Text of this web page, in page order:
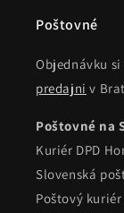
Poštovné
Objednávku
predajni v
Poštovné na
Kuriér DPD
Slovenská
Poštový kuriér